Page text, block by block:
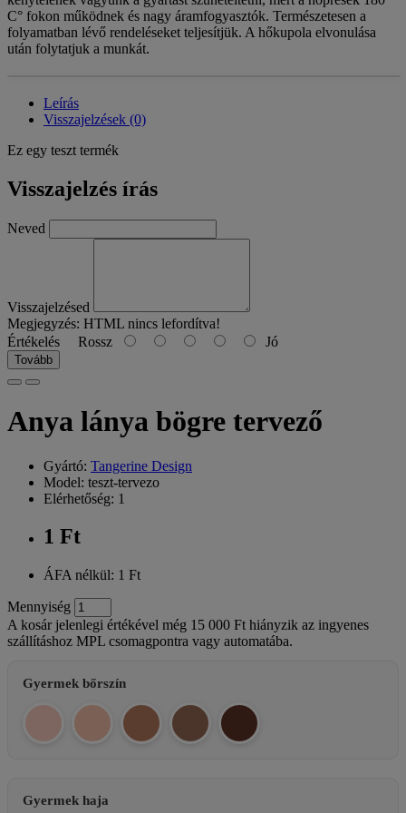
C° fokon működnek és nagy áramfogyasztók. Természetesen a
folyamatban lévő rendeléseket teljesítjük. A hőkupola elvonulása
után folytatjuk a munkát.
Leírás
Visszajelzések (0)
Ez egy teszt termék
Visszajelzés írás
Neved
Visszajelzésed
Megjegyzés: HTML nincs lefordítva!
Értékelés Rossz Jó
Tovább
Anya lánya bögre tervező
Gyártó: Tangerine Design
Model: teszt-tervezo
Elérhetőség: 1
1 Ft
ÁFA nélkül: 1 Ft
Mennyiség
A kosár jelenlegi értékével még 15 000 Ft hiányzik az ingyenes
szállításhoz MPL csomagpontra vagy automatába.
Gyermek bőrszín
Gyermek haja